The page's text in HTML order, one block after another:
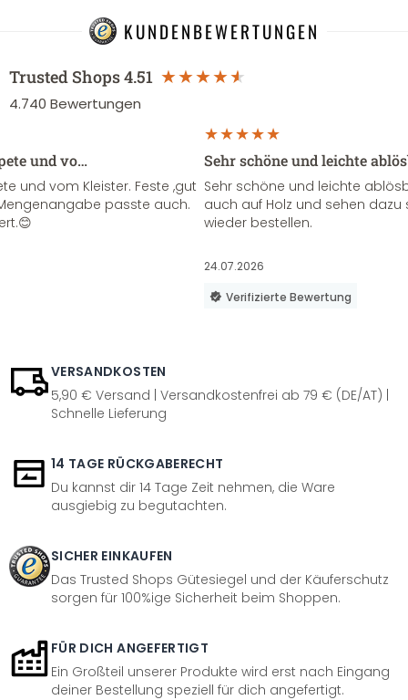
KUNDENBEWERTUNGEN
Trusted Shops4.51
4.740 Bewertungen
und vo…
und vom Kleister. Feste ,gut
passte auch.
Sehr schöne und leichte
Sehr schöne und leichte
auch auf Holz und sehen
wieder bestellen.
24.07.2026
Verifizierte Bewertung
VERSANDKOSTEN
5,90 € Versand | Versandkostenfrei ab 79 € (DE/AT) |
Schnelle Lieferung
14 TAGE RÜCKGABERECHT
Du kannst dir 14 Tage Zeit nehmen, die Ware
ausgiebig zu begutachten.
SICHER EINKAUFEN
Das Trusted Shops Gütesiegel und der Käuferschutz
sorgen für 100%ige Sicherheit beim Shoppen.
FÜR DICH ANGEFERTIGT
Ein Großteil unserer Produkte wird erst nach Eingang
deiner Bestellung speziell für dich angefertigt.